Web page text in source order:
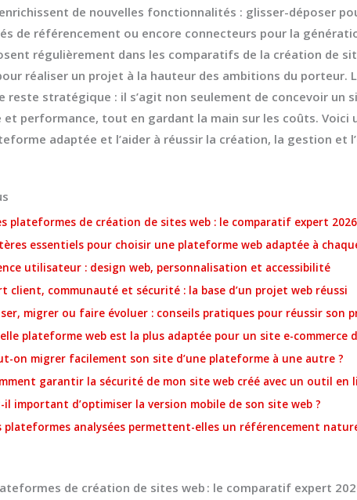
de nouvelles fonctionnalités : glisser-déposer
de référencement ou encore connecteurs pour la
régulièrement dans les comparatifs de la création de
réaliser un projet à la hauteur des ambitions du porteur.
reste stratégique : il s’agit non seulement de concevoir un
performance, tout en gardant la main sur les coûts. Voici
adaptée et l’aider à réussir la création, la gestion et
plateformes de création de sites web : le comparatif expert 2026
essentiels pour choisir une plateforme web adaptée à
utilisateur : design web, personnalisation et accessibilité
client, communauté et sécurité : la base d’un projet web réussi
migrer ou faire évoluer : conseils pratiques pour réussir son
plateforme web est la plus adaptée pour un site e-commerce
on migrer facilement son site d’une plateforme à une autre ?
garantir la sécurité de mon site web créé avec un outil en
il important d’optimiser la version mobile de son site web ?
plateformes analysées permettent-elles un référencement
de création de sites web : le comparatif expert